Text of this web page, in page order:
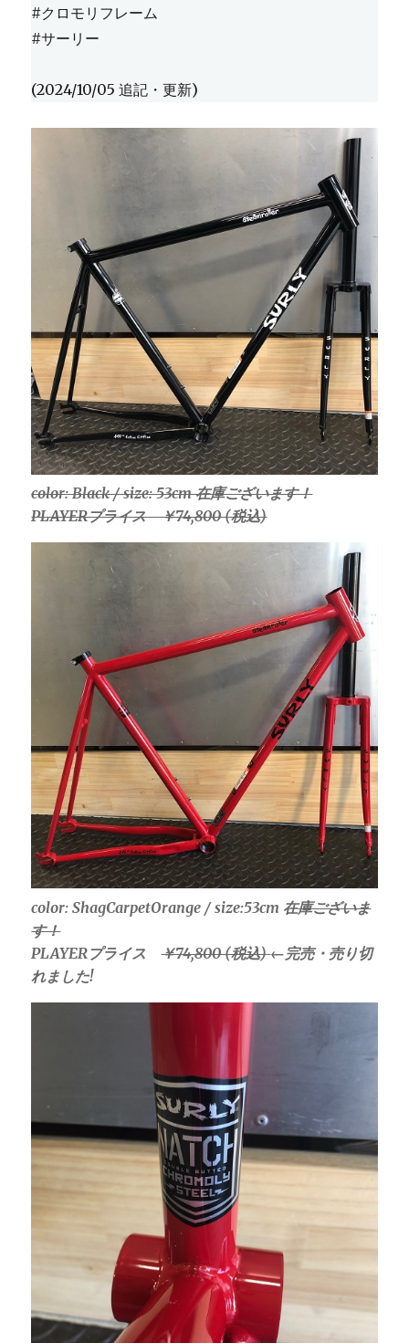
#クロモリフレーム
#サーリー
(2024/10/05 追記・更新)
color: Black / size: 53cm 在庫ございます！
PLAYERプライス ￥74,800 (税込)
color: ShagCarpetOrange / size:53cm 在庫ございま
す！
PLAYERプライス￥74,800 (税込) ←完売・売り切
れました!